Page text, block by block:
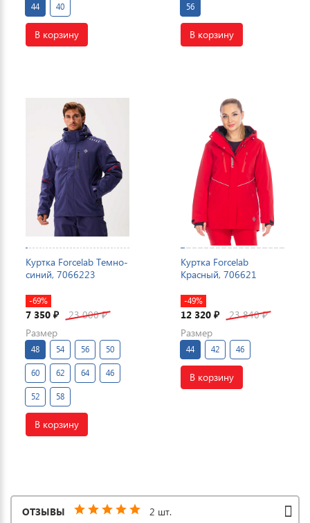
44 40
В корзину
56
В корзину
Куртка Forcelab Темно-
синий, 7066223
-69%
7 350 ₽ 23 000₽
Размер
48 54 56 50
60 62 64 46
52 58
В корзину
Куртка Forcelab
Красный, 706621
-49%
12 320 ₽ 23 840₽
Размер
44 42 46
В корзину
ОТЗЫВЫ 2 шт.